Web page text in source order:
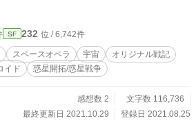
型３６ｃｍ連装レールガン３基。 収納
ドポイント４基。 電磁カタパルト２基。 搭
戦闘機１２機（内、補用４機） 高機動戦車
０ｍ 全幅◇７６ｍ （以上、１０話時点）
原作はこたかん様です。
SF 232 位 / 6,742件
スペースオペラ 宇宙
オリジナル戦記
イド 惑星開拓/惑星戦争
感想数 2
文字数 116,736
最終更新日 2021.10.29
登録日 2021.08.25